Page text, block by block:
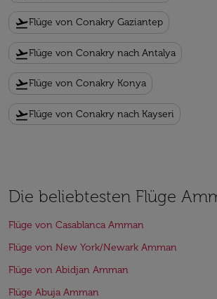
flight_takeoffFlüge von Conakry Gaziantep
flight_takeoffFlüge von Conakry nach Antalya
flight_takeoffFlüge von Conakry Konya
flight_takeoffFlüge von Conakry nach Kayseri
Die beliebtesten Flüge
Flüge von Casablanca Amman
Flüge von New York/Newark Amman
Flüge von Abidjan Amman
Flüge Abuja Amman